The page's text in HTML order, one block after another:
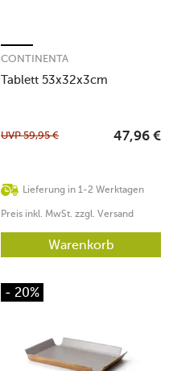
Tablett 53x32x3cm
CONTINENTA
Lieferung in 1-2 Werktagen
UVP59,95 € 47,96 €
Preis inkl. MwSt. zzgl. Versand
Warenkorb
- 20%